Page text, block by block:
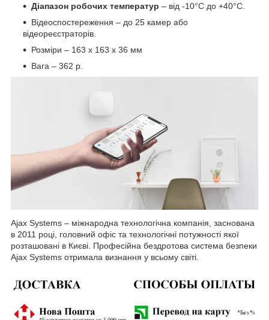
Діапазон робочих температур – від -10°С до +40°С.
Відеоспостереження – до 25 камер або
відеореєстраторів.
Розміри – 163 х 163 х 36 мм
Вага – 362 р.
Ajax Systems – міжнародна технологічна компанія, заснована
в 2011 році, головний офіс та технологічні потужності якої
розташовані в Києві. Професійна бездротова система безпеки
Ajax Systems отримала визнання у всьому світі.